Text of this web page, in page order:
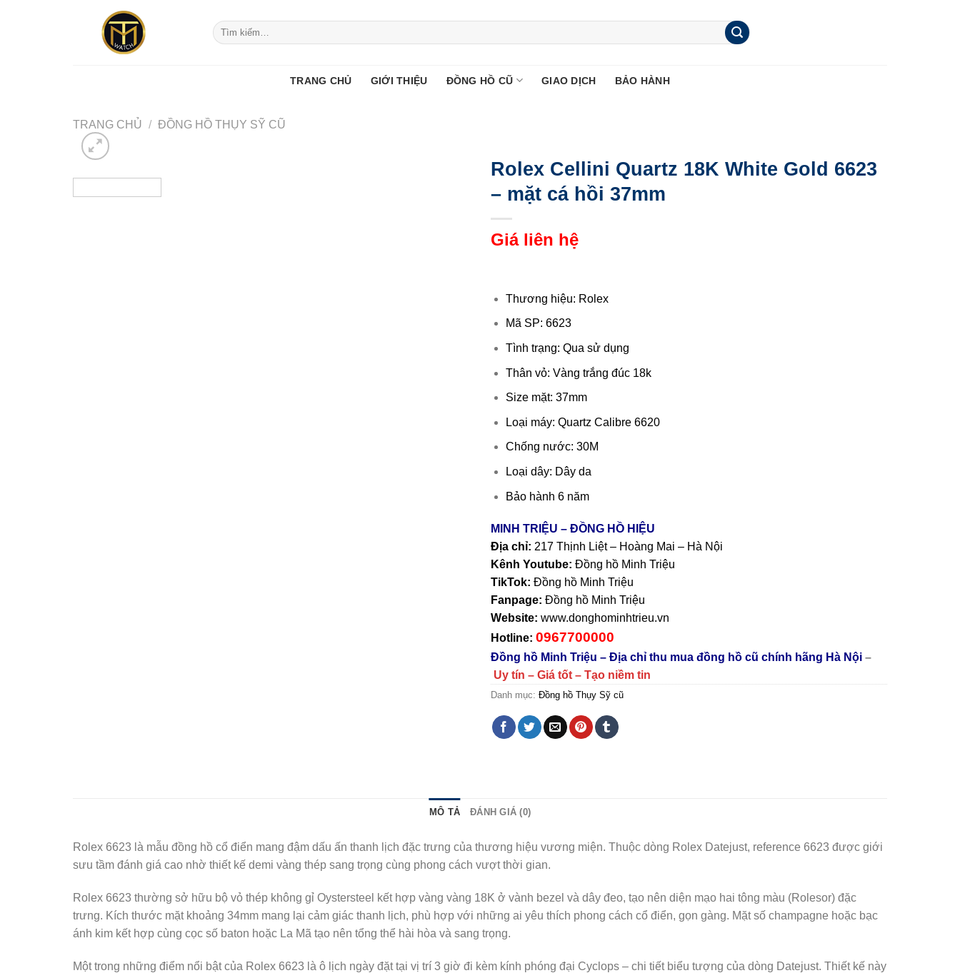
Tìm
kiếm:
TRANG CHỦ GIỚI THIỆU ĐỒNG HỒ CŨ GIAO DỊCH BẢO HÀNH
TRANG CHỦ / ĐỒNG HỒ THỤY SỸ CŨ
Rolex Cellini Quartz 18K White Gold 6623
– mặt cá hồi 37mm
Giá liên hệ
Thương hiệu: Rolex
Mã SP: 6623
Tình trạng: Qua sử dụng
Thân vỏ: Vàng trắng đúc 18k
Size mặt: 37mm
Loại máy: Quartz Calibre 6620
Chống nước: 30M
Loại dây: Dây da
Bảo hành 6 năm
MINH TRIỆU – ĐỒNG HỒ HIỆU
Địa chỉ: 217 Thịnh Liệt – Hoàng Mai – Hà Nội
Kênh Youtube: Đồng hồ Minh Triệu
TikTok: Đồng hồ Minh Triệu
Fanpage: Đồng hồ Minh Triệu
Website: www.donghominhtrieu.vn
Hotline: 0967700000
Đồng hồ Minh Triệu – Địa chỉ thu mua đồng hồ cũ chính hãng Hà Nội –
Uy tín – Giá tốt – Tạo niềm tin
Danh mục: Đồng hồ Thụy Sỹ cũ
MÔ TẢ ĐÁNH GIÁ (0)
Rolex 6623 là mẫu đồng hồ cổ điển mang đậm dấu ấn thanh lịch đặc trưng của thương hiệu vương miện. Thuộc dòng Rolex Datejust, reference 6623 được giới
sưu tầm đánh giá cao nhờ thiết kế demi vàng thép sang trọng cùng phong cách vượt thời gian.
Rolex 6623 thường sở hữu bộ vỏ thép không gỉ Oystersteel kết hợp vàng vàng 18K ở vành bezel và dây đeo, tạo nên diện mạo hai tông màu (Rolesor) đặc
trưng. Kích thước mặt khoảng 34mm mang lại cảm giác thanh lịch, phù hợp với những ai yêu thích phong cách cổ điển, gọn gàng. Mặt số champagne hoặc bạc
ánh kim kết hợp cùng cọc số baton hoặc La Mã tạo nên tổng thể hài hòa và sang trọng.
Một trong những điểm nổi bật của Rolex 6623 là ô lịch ngày đặt tại vị trí 3 giờ đi kèm kính phóng đại Cyclops – chi tiết biểu tượng của dòng Datejust. Thiết kế này